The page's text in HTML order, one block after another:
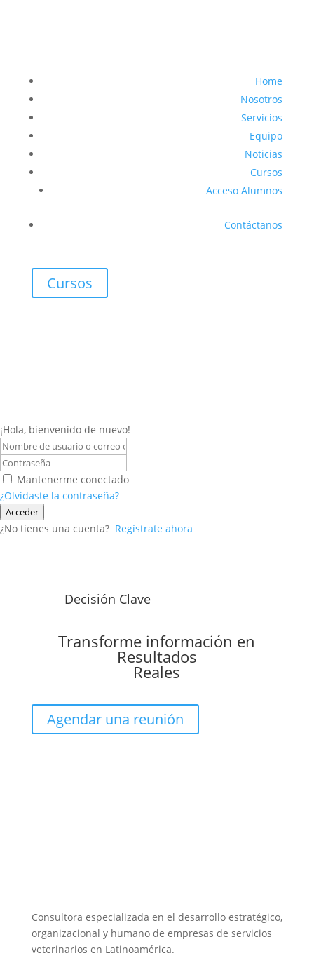
Home
Nosotros
Servicios
Equipo
Noticias
Cursos
Acceso Alumnos
Contáctanos
Cursos
¡Hola, bienvenido de nuevo!
Mantenerme conectado
¿Olvidaste la contraseña?
Acceder
¿No tienes una cuenta? Regístrate ahora
Decisión Clave
Transforme información en
Resultados
Reales
Agendar una reunión
Consultora especializada en el desarrollo estratégico,
organizacional y humano de empresas de servicios
veterinarios en Latinoamérica.